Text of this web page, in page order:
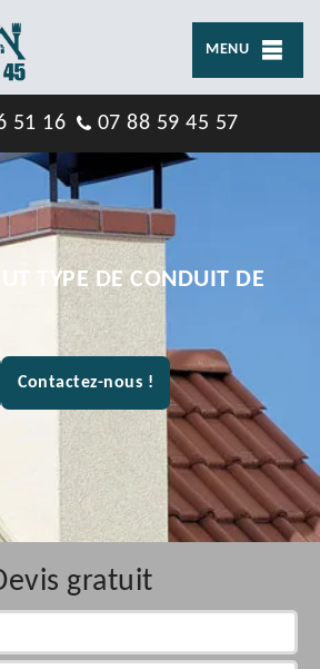
MENU
51 16 07 88 59 45 57
TYPE DE CONDUIT DE
Contactez-nous !
gratuit